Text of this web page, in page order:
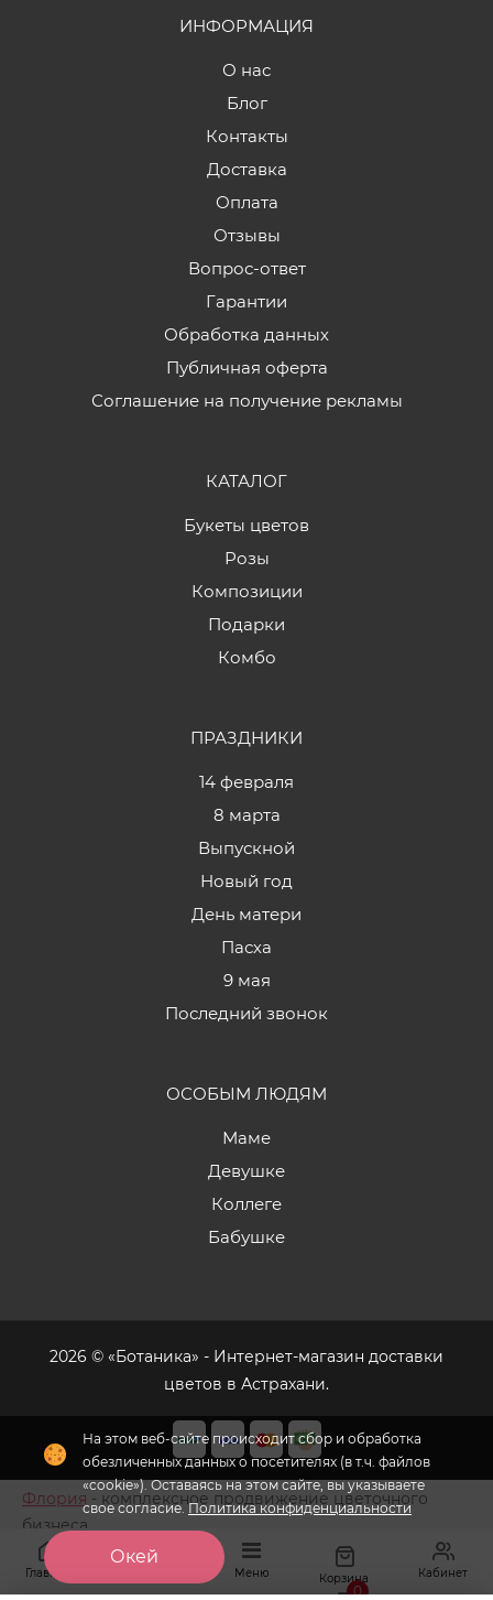
Главная Меню Корзина
0
Кабинет
На этом веб-сайте происходит сбор и обработка
обезличенных данных о посетителях (в т.ч. файлов
«cookie»). Оставаясь на этом сайте, вы указываете
свое согласие.Политика конфиденциальности
Окей
ИНФОРМАЦИЯ
О нас
Блог
Контакты
Доставка
Оплата
Отзывы
Вопрос-ответ
Гарантии
Обработка данных
Публичная оферта
Соглашение на получение рекламы
КАТАЛОГ
Букеты цветов
Розы
Композиции
Подарки
Комбо
ПРАЗДНИКИ
14 февраля
8 марта
Выпускной
Новый год
День матери
Пасха
9 мая
Последний звонок
ОСОБЫМ ЛЮДЯМ
Маме
Девушке
Коллеге
Бабушке
2026 © «Ботаника» - Интернет-магазин доставки
цветов в Астрахани.
Флория - комплексное продвижение цветочного
бизнеса